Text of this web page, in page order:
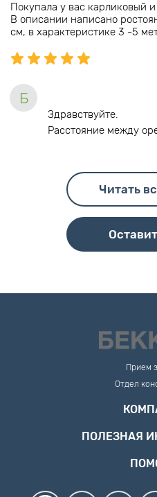
Покупала у вас карликовый
В описании написано
см, в характеристике 3 -5
Б
Здравствуйте.
Расстояние между
Читать
Прием
Отдел
ПОЛЕЗНАЯ